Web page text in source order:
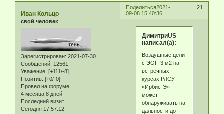
Поделиться 21
2021-
09-08 15:40:36
Иван Кольцо
свой человек
Зарегистрирован: 2021-07-30
Сообщений: 12561
Уважение: [+111/-8]
Позитив: [+0/-0]
Провел на форуме:
4 месяца 8 дней
Последний визит:
Сегодня 17:57:12
ДимитриUS
написал(а):
Воздушные цели
с ЭОП 3 м2 на
встречных
курсах РЛСУ
«Ирбис-Э»
может
обнаруживать на
дальности до